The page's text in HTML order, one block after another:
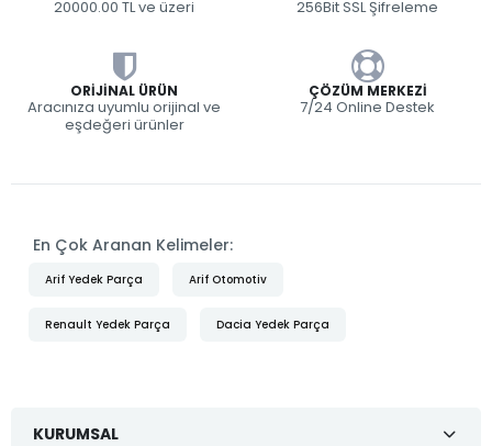
20000.00 TL ve üzeri 256Bit SSL Şifreleme
ORIJINAL ÜRÜN
Aracınıza uyumlu orijinal ve
eşdeğeri ürünler
ÇÖZÜM MERKEZI
7/24 Online Destek
En Çok Aranan Kelimeler:
Arif Yedek Parça Arif Otomotiv
Renault Yedek Parça Dacia Yedek Parça
KURUMSAL